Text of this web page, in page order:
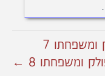
7
ומשפחתו 8 ←